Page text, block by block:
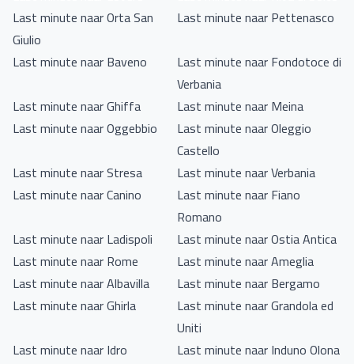
Last minute naar Orta San
Giulio
Last minute naar Pettenasco
Last minute naar Baveno
Last minute naar Fondotoce di
Verbania
Last minute naar Ghiffa
Last minute naar Meina
Last minute naar Oggebbio
Last minute naar Oleggio
Castello
Last minute naar Stresa
Last minute naar Verbania
Last minute naar Canino
Last minute naar Fiano
Romano
Last minute naar Ladispoli
Last minute naar Ostia Antica
Last minute naar Rome
Last minute naar Ameglia
Last minute naar Albavilla
Last minute naar Bergamo
Last minute naar Ghirla
Last minute naar Grandola ed
Uniti
Last minute naar Idro
Last minute naar Induno Olona